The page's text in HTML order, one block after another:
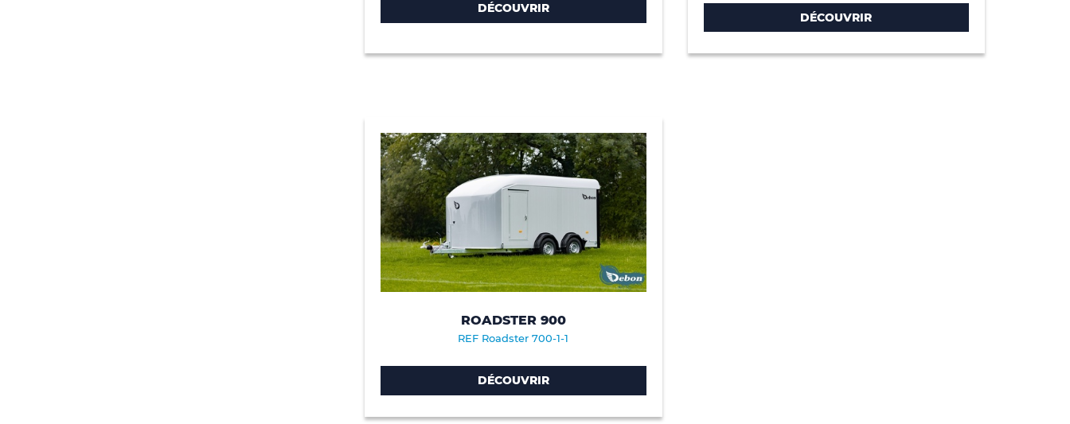
DÉCOUVRIR
DÉCOUVRIR
ROADSTER 900
REF Roadster 700-1-1
DÉCOUVRIR